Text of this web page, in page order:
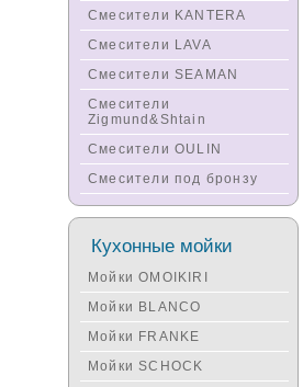
Смесители KANTERA
Смесители LAVA
Смесители SEAMAN
Смесители
Zigmund&Shtain
Смесители OULIN
Смесители под бронзу
Кухонные мойки
Мойки OMOIKIRI
Мойки BLANCO
Мойки FRANKE
Мойки SCHOCK